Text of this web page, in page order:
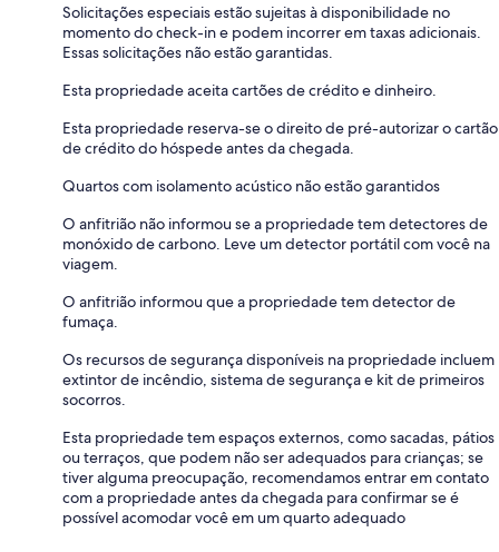
Solicitações especiais estão sujeitas à disponibilidade no
momento do check-in e podem incorrer em taxas adicionais.
Essas solicitações não estão garantidas.
Esta propriedade aceita cartões de crédito e dinheiro.
Esta propriedade reserva-se o direito de pré-autorizar o cartão
de crédito do hóspede antes da chegada.
Quartos com isolamento acústico não estão garantidos
O anfitrião não informou se a propriedade tem detectores de
monóxido de carbono. Leve um detector portátil com você na
viagem.
O anfitrião informou que a propriedade tem detector de
fumaça.
Os recursos de segurança disponíveis na propriedade incluem
extintor de incêndio, sistema de segurança e kit de primeiros
socorros.
Esta propriedade tem espaços externos, como sacadas, pátios
ou terraços, que podem não ser adequados para crianças; se
tiver alguma preocupação, recomendamos entrar em contato
com a propriedade antes da chegada para confirmar se é
possível acomodar você em um quarto adequado